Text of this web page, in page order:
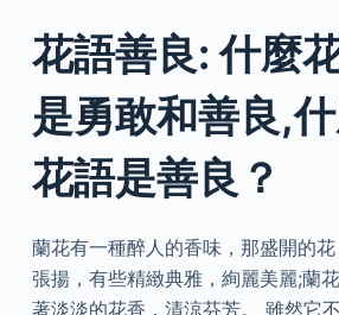
花語善良: 什麼
是勇敢和善良,
花語是善良？
蘭花有一種醉人的香味，那盛開的
張揚，有些精緻典雅，絢麗美麗;蘭
著淡淡的花香，清涼芬芳。 雖然它